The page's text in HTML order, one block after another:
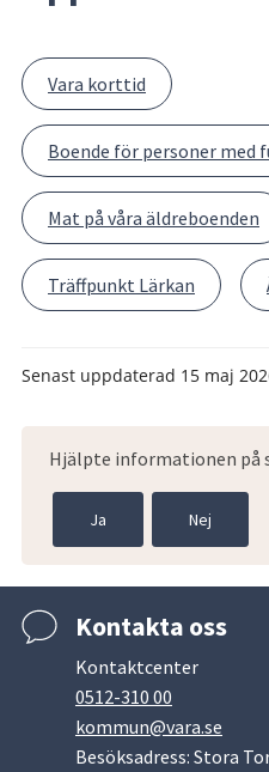
Vara korttid
Boende för personer
Mat på våra äldreboenden
Träffpunkt Lärkan
Senast uppdaterad 15 maj
Hjälpte informationen på
Ja Nej
Kontakta oss
Kontaktcenter
0512-310 00
kommun@vara.se
Besöksadress: Stora